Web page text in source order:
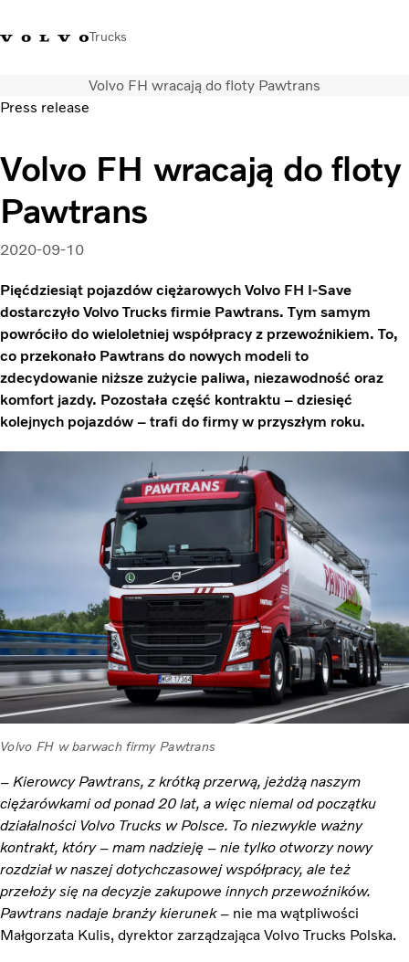
Trucks
+48 22 383 45 00Sklep Volvo TrucksZaloguj się Polska
Rozwiązania transportowe
Samochody ciężarowe
Usługi
Wyszukiwarka dealerów
Aktualności
Volvo Truck Builder
Kontakt
Volvo FH wracają do floty Pawtrans
Press release
Volvo FH wracają do floty
Pawtrans
2020-09-10
Pięćdziesiąt pojazdów ciężarowych Volvo FH I-Save
dostarczyło Volvo Trucks firmie Pawtrans. Tym samym
powróciło do wieloletniej współpracy z przewoźnikiem. To,
co przekonało Pawtrans do nowych modeli to
zdecydowanie niższe zużycie paliwa, niezawodność oraz
komfort jazdy. Pozostała część kontraktu – dziesięć
kolejnych pojazdów – trafi do firmy w przyszłym roku.
Volvo FH w barwach firmy Pawtrans
– Kierowcy Pawtrans, z krótką przerwą, jeżdżą naszym
ciężarówkami od ponad 20 lat, a więc niemal od początku
działalności Volvo Trucks w Polsce. To niezwykle ważny
kontrakt, który – mam nadzieję – nie tylko otworzy nowy
rozdział w naszej dotychczasowej współpracy, ale też
przełoży się na decyzje zakupowe innych przewoźników.
Pawtrans nadaje branży kierunek– nie ma wątpliwości
Małgorzata Kulis, dyrektor zarządzająca Volvo Trucks Polska.